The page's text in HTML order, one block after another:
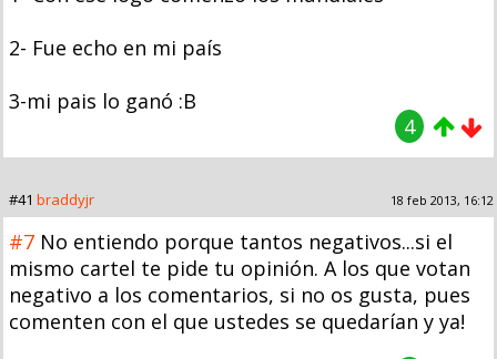
2- Fue echo en mi país
3-mi pais lo ganó :B
4
#41 braddyjr 18 feb 2013, 16:12
#7 No entiendo porque tantos negativos...si el
mismo cartel te pide tu opinión. A los que votan
negativo a los comentarios, si no os gusta, pues
comenten con el que ustedes se quedarían y ya!